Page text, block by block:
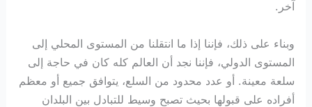
آخر.
وبناء على ذلك، فإننا إذا ما انتقلنا من المستوى المحلي إلى
المستوى الدولي، فإننا نجد أن العالم كله كان في حاجة إلى
سلعة معينة. أو عدد محدود من السلع، يتوافق جميع أو معظم
أفراده على قبولها بحيث تصبح وسيط للتبادل بين البلدان